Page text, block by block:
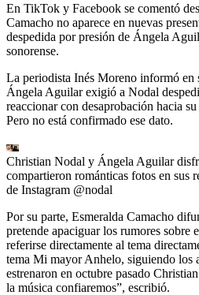
En TikTok y Facebook se comentó
Camacho no aparece en nuevas
despedida por presión de Ángela
sonorense.
La periodista Inés Moreno informó en
Ángela Aguilar exigió a Nodal
reaccionar con desaprobación hacia
Pero no está confirmado ese dato.
Christian Nodal y Ángela Aguilar
compartieron románticas fotos en sus
de Instagram @nodal
Por su parte, Esmeralda Camacho
pretende apaciguar los rumores sobre
referirse directamente al tema
tema Mi mayor Anhelo, siguiendo los
estrenaron en octubre pasado
la música confiaremos”, escribió.